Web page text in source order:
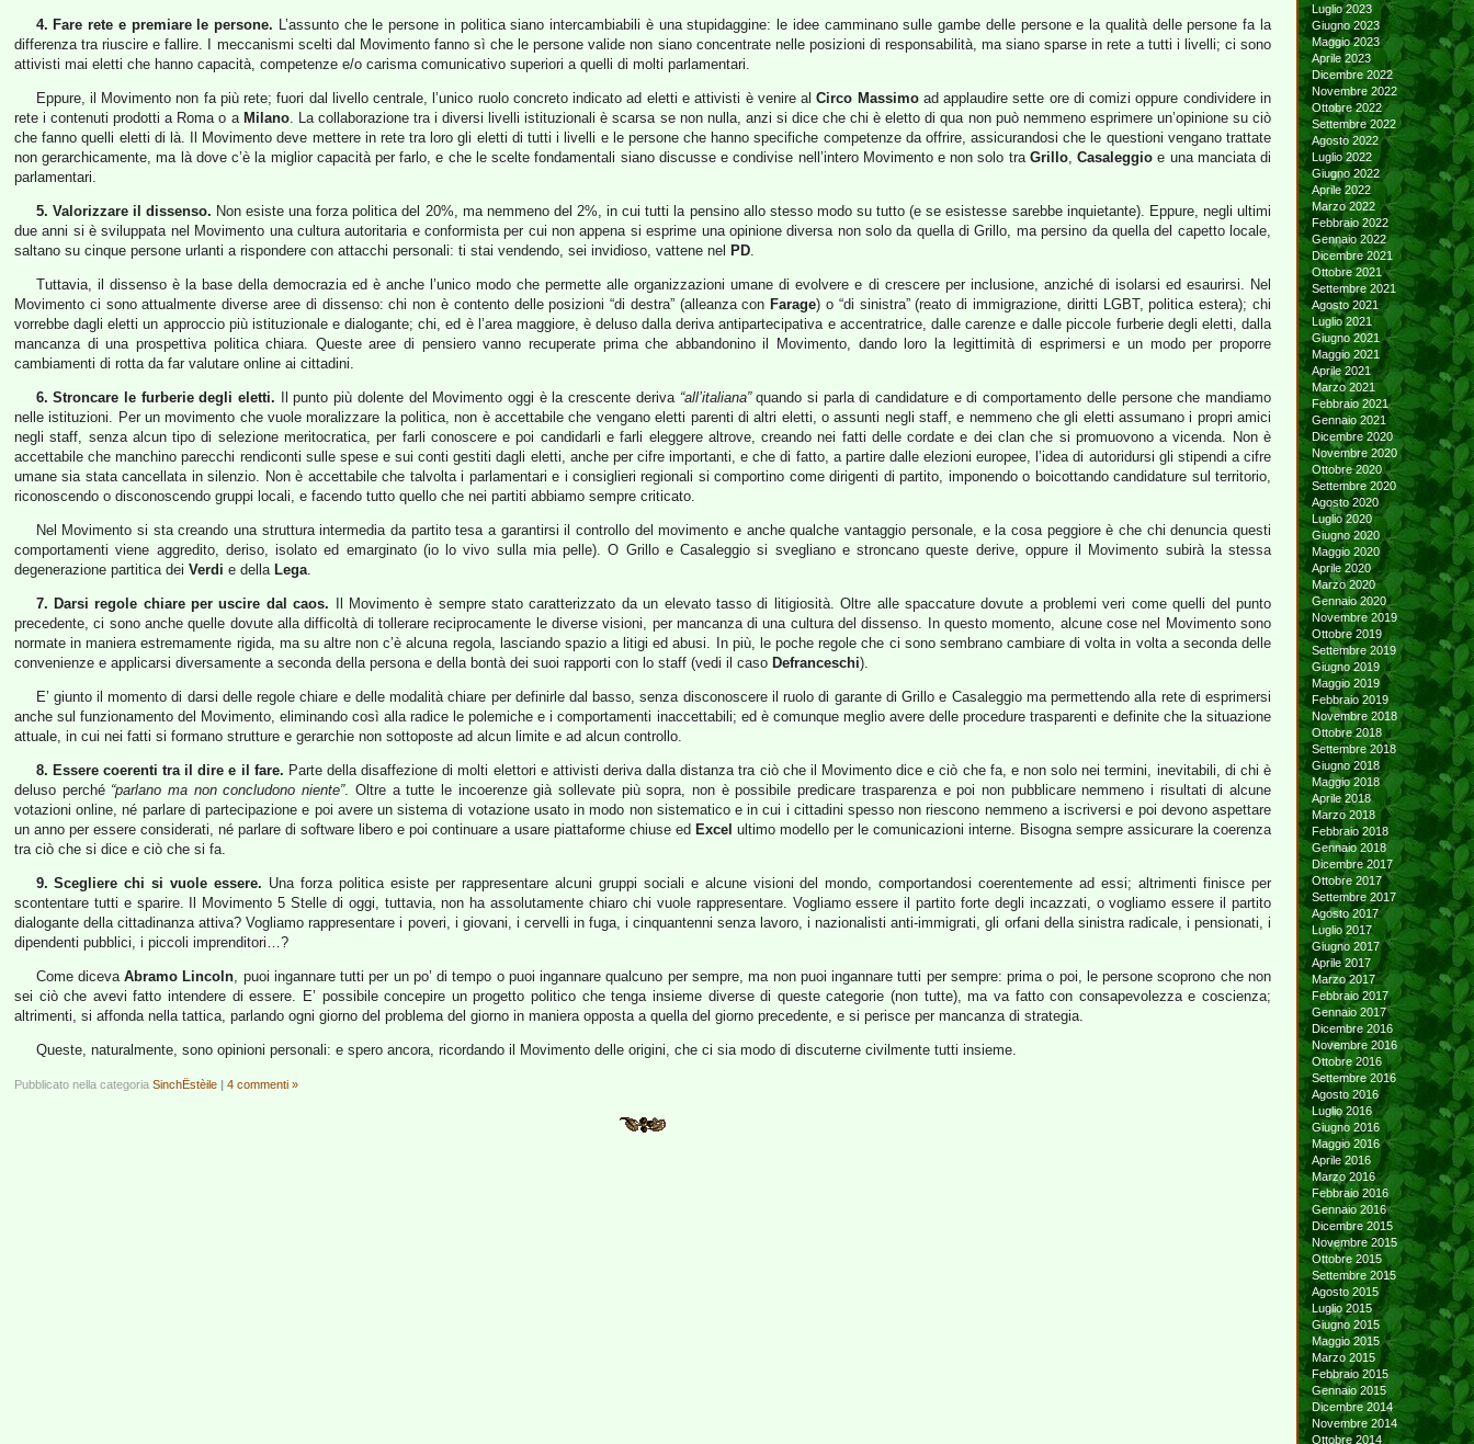
4. Fare rete e premiare le persone. L’assunto che le persone in politica siano intercambiabili è una stupidaggine: le idee camminano sulle gambe delle persone e la qualità delle persone fa la
differenza tra riuscire e fallire. I meccanismi scelti dal Movimento fanno sì che le persone valide non siano concentrate nelle posizioni di responsabilità, ma siano sparse in rete a tutti i livelli; ci sono
attivisti mai eletti che hanno capacità, competenze e/o carisma comunicativo superiori a quelli di molti parlamentari.
Eppure, il Movimento non fa più rete; fuori dal livello centrale, l’unico ruolo concreto indicato ad eletti e attivisti è venire alCirco Massimoad applaudire sette ore di comizi oppure condividere in
rete i contenuti prodotti a Roma o a Milano. La collaborazione tra i diversi livelli istituzionali è scarsa se non nulla, anzi si dice che chi è eletto di qua non può nemmeno esprimere un’opinione su ciò
che fanno quelli eletti di là. Il Movimento deve mettere in rete tra loro gli eletti di tutti i livelli e le persone che hanno specifiche competenze da offrire, assicurandosi che le questioni vengano trattate
non gerarchicamente, ma là dove c’è la miglior capacità per farlo, e che le scelte fondamentali siano discusse e condivise nell’intero Movimento e non solo tra Grillo,Casaleggio e una manciata di
parlamentari.
5. Valorizzare il dissenso. Non esiste una forza politica del 20%, ma nemmeno del 2%, in cui tutti la pensino allo stesso modo su tutto (e se esistesse sarebbe inquietante). Eppure, negli ultimi
due anni si è sviluppata nel Movimento una cultura autoritaria e conformista per cui non appena si esprime una opinione diversa non solo da quella di Grillo, ma persino da quella del capetto locale,
saltano su cinque persone urlanti a rispondere con attacchi personali: ti stai vendendo, sei invidioso, vattene nel PD.
Tuttavia, il dissenso è la base della democrazia ed è anche l’unico modo che permette alle organizzazioni umane di evolvere e di crescere per inclusione, anziché di isolarsi ed esaurirsi. Nel
Movimento ci sono attualmente diverse aree di dissenso: chi non è contento delle posizioni “di destra” (alleanza con Farage) o “di sinistra” (reato di immigrazione, diritti LGBT, politica estera); chi
vorrebbe dagli eletti un approccio più istituzionale e dialogante; chi, ed è l’area maggiore, è deluso dalla deriva antipartecipativa e accentratrice, dalle carenze e dalle piccole furberie degli eletti, dalla
mancanza di una prospettiva politica chiara. Queste aree di pensiero vanno recuperate prima che abbandonino il Movimento, dando loro la legittimità di esprimersi e un modo per proporre
cambiamenti di rotta da far valutare online ai cittadini.
6. Stroncare le furberie degli eletti. Il punto più dolente del Movimento oggi è la crescente deriva “all’italiana”quando si parla di candidature e di comportamento delle persone che mandiamo
nelle istituzioni. Per un movimento che vuole moralizzare la politica, non è accettabile che vengano eletti parenti di altri eletti, o assunti negli staff, e nemmeno che gli eletti assumano i propri amici
negli staff, senza alcun tipo di selezione meritocratica, per farli conoscere e poi candidarli e farli eleggere altrove, creando nei fatti delle cordate e dei clan che si promuovono a vicenda. Non è
accettabile che manchino parecchi rendiconti sulle spese e sui conti gestiti dagli eletti, anche per cifre importanti, e che di fatto, a partire dalle elezioni europee, l’idea di autoridursi gli stipendi a cifre
umane sia stata cancellata in silenzio. Non è accettabile che talvolta i parlamentari e i consiglieri regionali si comportino come dirigenti di partito, imponendo o boicottando candidature sul territorio,
riconoscendo o disconoscendo gruppi locali, e facendo tutto quello che nei partiti abbiamo sempre criticato.
Nel Movimento si sta creando una struttura intermedia da partito tesa a garantirsi il controllo del movimento e anche qualche vantaggio personale, e la cosa peggiore è che chi denuncia questi
comportamenti viene aggredito, deriso, isolato ed emarginato (io lo vivo sulla mia pelle). O Grillo e Casaleggio si svegliano e stroncano queste derive, oppure il Movimento subirà la stessa
degenerazione partitica dei Verdi e della Lega.
7. Darsi regole chiare per uscire dal caos. Il Movimento è sempre stato caratterizzato da un elevato tasso di litigiosità. Oltre alle spaccature dovute a problemi veri come quelli del punto
precedente, ci sono anche quelle dovute alla difficoltà di tollerare reciprocamente le diverse visioni, per mancanza di una cultura del dissenso. In questo momento, alcune cose nel Movimento sono
normate in maniera estremamente rigida, ma su altre non c’è alcuna regola, lasciando spazio a litigi ed abusi. In più, le poche regole che ci sono sembrano cambiare di volta in volta a seconda delle
convenienze e applicarsi diversamente a seconda della persona e della bontà dei suoi rapporti con lo staff (vedi il caso Defranceschi).
E’ giunto il momento di darsi delle regole chiare e delle modalità chiare per definirle dal basso, senza disconoscere il ruolo di garante di Grillo e Casaleggio ma permettendo alla rete di esprimersi
anche sul funzionamento del Movimento, eliminando così alla radice le polemiche e i comportamenti inaccettabili; ed è comunque meglio avere delle procedure trasparenti e definite che la situazione
attuale, in cui nei fatti si formano strutture e gerarchie non sottoposte ad alcun limite e ad alcun controllo.
8. Essere coerenti tra il dire e il fare. Parte della disaffezione di molti elettori e attivisti deriva dalla distanza tra ciò che il Movimento dice e ciò che fa, e non solo nei termini, inevitabili, di chi è
deluso perché“parlano ma non concludono niente”. Oltre a tutte le incoerenze già sollevate più sopra, non è possibile predicare trasparenza e poi non pubblicare nemmeno i risultati di alcune
votazioni online, né parlare di partecipazione e poi avere un sistema di votazione usato in modo non sistematico e in cui i cittadini spesso non riescono nemmeno a iscriversi e poi devono aspettare
un anno per essere considerati, né parlare di software libero e poi continuare a usare piattaforme chiuse ed Excel ultimo modello per le comunicazioni interne. Bisogna sempre assicurare la coerenza
tra ciò che si dice e ciò che si fa.
9. Scegliere chi si vuole essere. Una forza politica esiste per rappresentare alcuni gruppi sociali e alcune visioni del mondo, comportandosi coerentemente ad essi; altrimenti finisce per
scontentare tutti e sparire. Il Movimento 5 Stelle di oggi, tuttavia, non ha assolutamente chiaro chi vuole rappresentare. Vogliamo essere il partito forte degli incazzati, o vogliamo essere il partito
dialogante della cittadinanza attiva? Vogliamo rappresentare i poveri, i giovani, i cervelli in fuga, i cinquantenni senza lavoro, i nazionalisti anti-immigrati, gli orfani della sinistra radicale, i pensionati, i
dipendenti pubblici, i piccoli imprenditori…?
Come dicevaAbramo Lincoln, puoi ingannare tutti per un po’ di tempo o puoi ingannare qualcuno per sempre, ma non puoi ingannare tutti per sempre: prima o poi, le persone scoprono che non
sei ciò che avevi fatto intendere di essere. E’ possibile concepire un progetto politico che tenga insieme diverse di queste categorie (non tutte), ma va fatto con consapevolezza e coscienza;
altrimenti, si affonda nella tattica, parlando ogni giorno del problema del giorno in maniera opposta a quella del giorno precedente, e si perisce per mancanza di strategia.
Queste, naturalmente, sono opinioni personali: e spero ancora, ricordando il Movimento delle origini, che ci sia modo di discuterne civilmente tutti insieme.
Pubblicato nella categoria SinchËstèile | 4 commenti »
Luglio 2023
Giugno 2023
Maggio 2023
Aprile 2023
Dicembre 2022
Novembre 2022
Ottobre 2022
Settembre 2022
Agosto 2022
Luglio 2022
Giugno 2022
Aprile 2022
Marzo 2022
Febbraio 2022
Gennaio 2022
Dicembre 2021
Ottobre 2021
Settembre 2021
Agosto 2021
Luglio 2021
Giugno 2021
Maggio 2021
Aprile 2021
Marzo 2021
Febbraio 2021
Gennaio 2021
Dicembre 2020
Novembre 2020
Ottobre 2020
Settembre 2020
Agosto 2020
Luglio 2020
Giugno 2020
Maggio 2020
Aprile 2020
Marzo 2020
Gennaio 2020
Novembre 2019
Ottobre 2019
Settembre 2019
Giugno 2019
Maggio 2019
Febbraio 2019
Novembre 2018
Ottobre 2018
Settembre 2018
Giugno 2018
Maggio 2018
Aprile 2018
Marzo 2018
Febbraio 2018
Gennaio 2018
Dicembre 2017
Ottobre 2017
Settembre 2017
Agosto 2017
Luglio 2017
Giugno 2017
Aprile 2017
Marzo 2017
Febbraio 2017
Gennaio 2017
Dicembre 2016
Novembre 2016
Ottobre 2016
Settembre 2016
Agosto 2016
Luglio 2016
Giugno 2016
Maggio 2016
Aprile 2016
Marzo 2016
Febbraio 2016
Gennaio 2016
Dicembre 2015
Novembre 2015
Ottobre 2015
Settembre 2015
Agosto 2015
Luglio 2015
Giugno 2015
Maggio 2015
Marzo 2015
Febbraio 2015
Gennaio 2015
Dicembre 2014
Novembre 2014
Ottobre 2014